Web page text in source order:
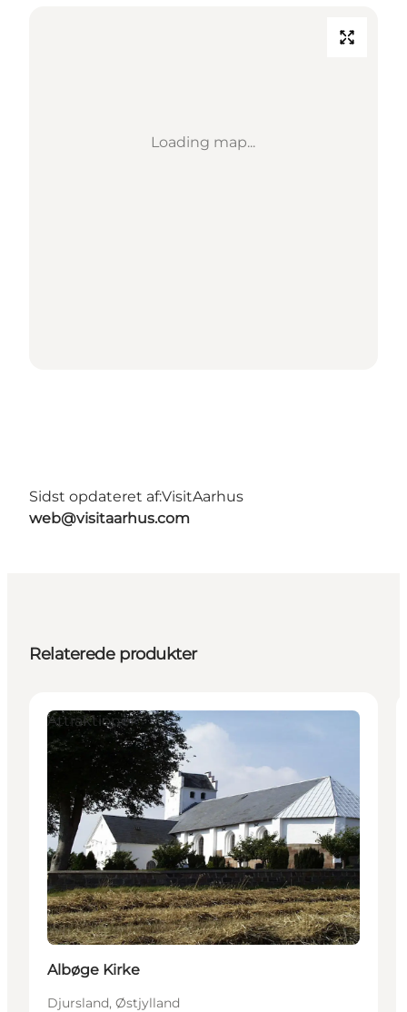
Loading map...
Sidst opdateret af:VisitAarhus
web@visitaarhus.com
Relaterede produkter
Attraktioner
Albøge Kirke
Djursland, Østjylland